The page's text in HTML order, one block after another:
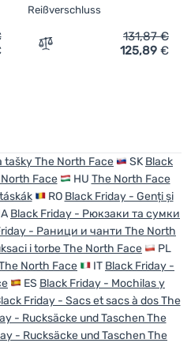
The North Face Rodey'
Reißverschluss
Zum Vergleich 'Urban-
131,87€
125,89 €
tašky The North Face SK Black
Face
HU The North Face
RO Black Friday - Genți și
Black Friday - Рюкзаки та сумки
- Раници и чанти The North
i torbe The North Face
PL
North Face
IT Black Friday -
ES Black Friday - Mochilas y
Friday - Sacs et sacs à dos The
- Rucksäcke und Taschen The
- Rucksäcke und Taschen The